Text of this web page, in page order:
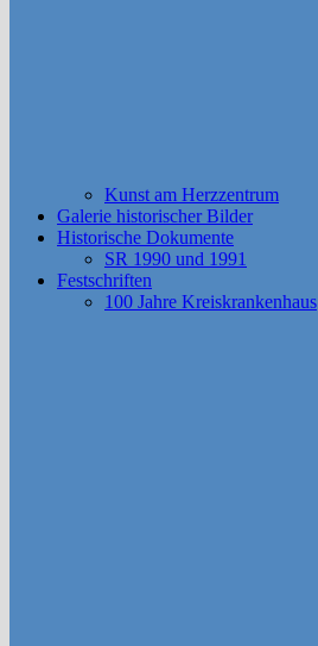
Kunst am Herzzentrum
Galerie historischer Bilder
Historische Dokumente
SR 1990 und 1991
Festschriften
100 Jahre Kreiskrankenhaus